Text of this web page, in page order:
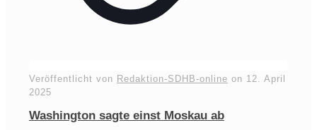
Veröffentlicht von Redaktion-SDHB-online on 12. April
2025
Washington sagte einst Moskau ab